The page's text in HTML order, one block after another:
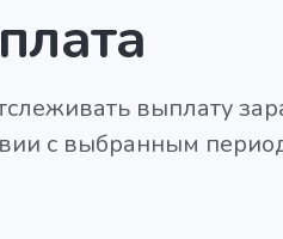
выплату
с выбранным